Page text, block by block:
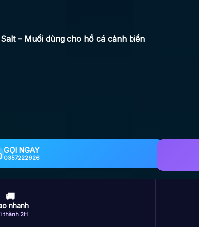
– Muối dùng cho hồ cá cảnh biển
GỌI NGAY
0357222926
🚚
nhanh
thành 2H